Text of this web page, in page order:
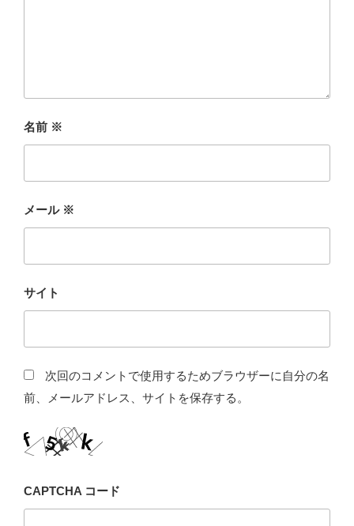
名前 ※
メール ※
サイト
次回のコメントで使用するためブラウザーに自分の名
前、メールアドレス、サイトを保存する。
CAPTCHA コード